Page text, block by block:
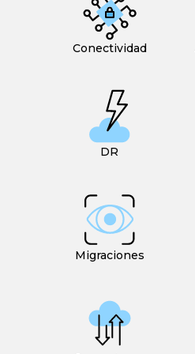
Conectividad
DR
Migraciones